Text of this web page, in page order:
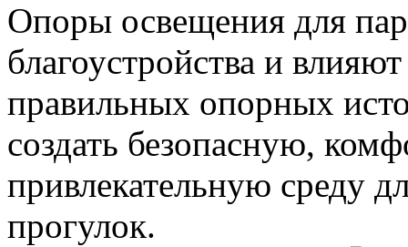
Опоры освещения для
благоустройства и
правильных опорных
создать безопасную,
привлекательную среду
прогулок.